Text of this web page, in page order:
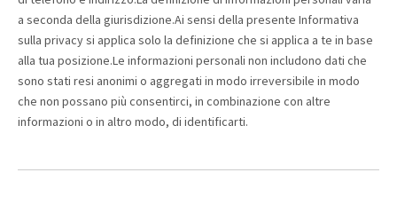
a seconda della giurisdizione.Ai sensi della presente Informativa
sulla privacy si applica solo la definizione che si applica a te in base
alla tua posizione.Le informazioni personali non includono dati che
sono stati resi anonimi o aggregati in modo irreversibile in modo
che non possano più consentirci, in combinazione con altre
informazioni o in altro modo, di identificarti.